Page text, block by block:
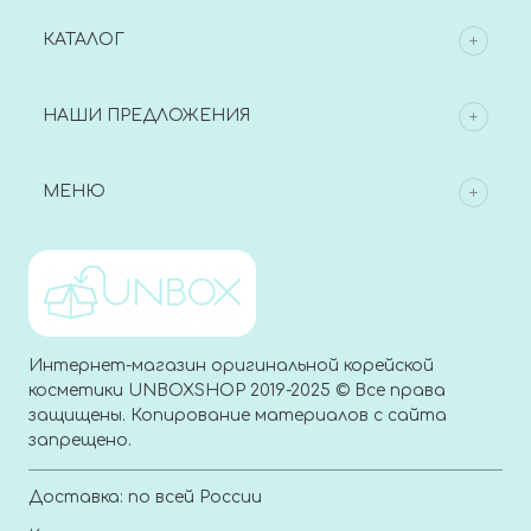
КАТАЛОГ
НАШИ ПРЕДЛОЖЕНИЯ
МЕНЮ
Интернет-магазин оригинальной корейской
косметики UNBOXSHOP 2019-2025 © Все права
защищены. Копирование материалов с сайта
запрещено.
Доставка: по всей России